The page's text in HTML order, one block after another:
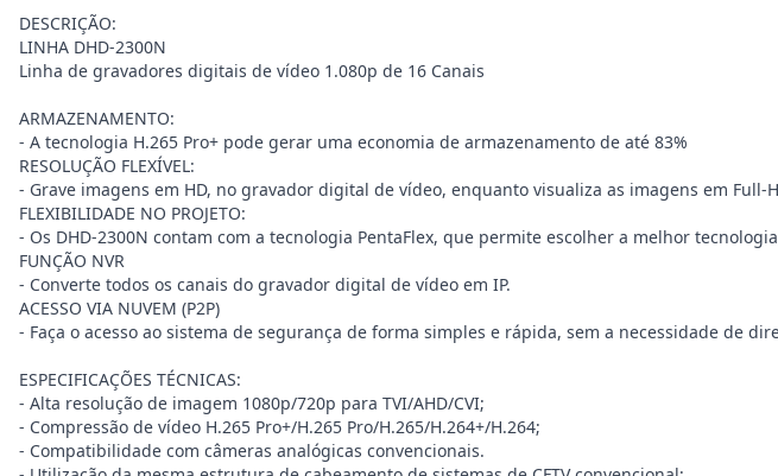
DESCRIÇÃO:
LINHA DHD-2300N
Linha de gravadores digitais de vídeo 1.080p de 16 Canais
ARMAZENAMENTO:
- A tecnologia H.265 Pro+ pode gerar uma economia de armazenamento de até 83%
RESOLUÇÃO FLEXÍVEL:
- Grave imagens em HD, no gravador digital de vídeo, enquanto visualiza as imagens em
FLEXIBILIDADE NO PROJETO:
- Os DHD-2300N contam com a tecnologia PentaFlex, que permite escolher a melhor
FUNÇÃO NVR
- Converte todos os canais do gravador digital de vídeo em IP.
ACESSO VIA NUVEM (P2P)
- Faça o acesso ao sistema de segurança de forma simples e rápida, sem a necessidade de
ESPECIFICAÇÕES TÉCNICAS:
- Alta resolução de imagem 1080p/720p para TVI/AHD/CVI;
- Compressão de vídeo H.265 Pro+/H.265 Pro/H.265/H.264+/H.264;
- Compatibilidade com câmeras analógicas convencionais.